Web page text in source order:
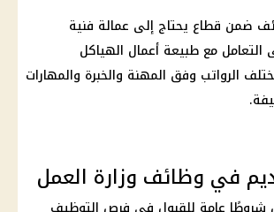
ضمن قطاع يحتاج إلى عمالة فنية
التعامل مع طبيعة أعمال الهياكل
الرواتب وفق المهنة والخبرة والمهارات
في وظائف وزارة العمل